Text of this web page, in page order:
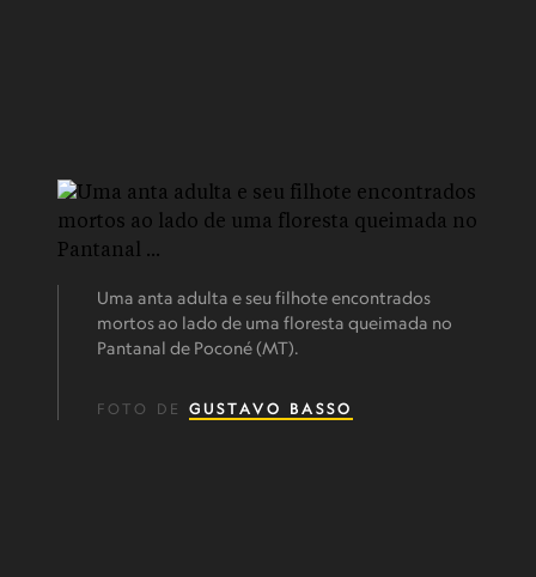
Uma anta adulta e seu filhote encontrados
mortos ao lado de uma floresta queimada no
Pantanal de Poconé (MT).
FOTO DE GUSTAVO BASSO